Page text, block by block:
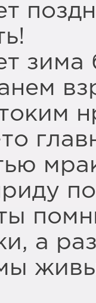
зима
ты
а